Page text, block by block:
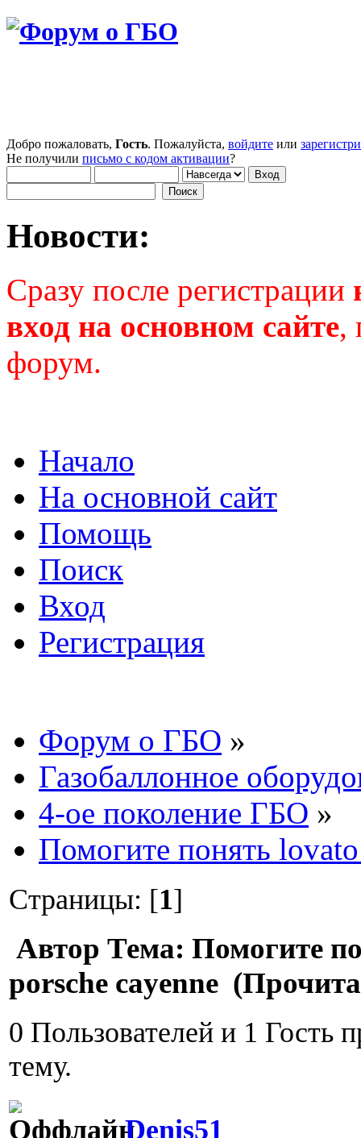
Добро пожаловать, Гость. Пожалуйста, войдите или
Не получили письмо с кодом активации?
Новости:
Сразу после регистрации
вход на основном сайте,
форум.
Начало
На основной сайт
Помощь
Поиск
Вход
Регистрация
Форум о ГБО »
Газобаллонное
4-ое поколение ГБО »
Помогите понять
Страницы: [1]
Автор Тема: Помогите
porsche cayenne
0 Пользователей и 1 Гость
тему.
Denis51